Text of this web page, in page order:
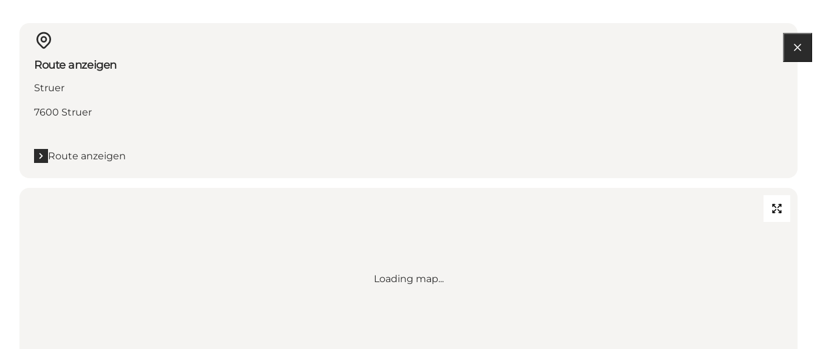
Route anzeigen
Struer
7600 Struer
Route anzeigen
Loading map...